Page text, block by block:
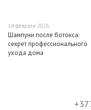
14 февраля 2026
Шампуни после ботокса:
секрет профессионального
ухода дома